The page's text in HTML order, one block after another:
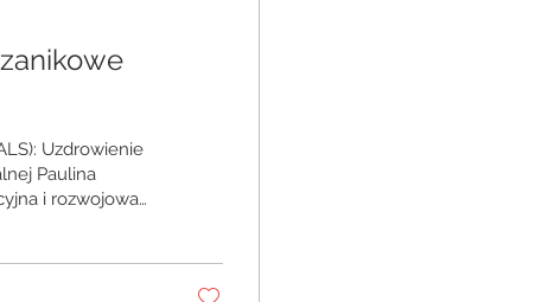
Uzdrowienie
Paulina
i rozwojowa